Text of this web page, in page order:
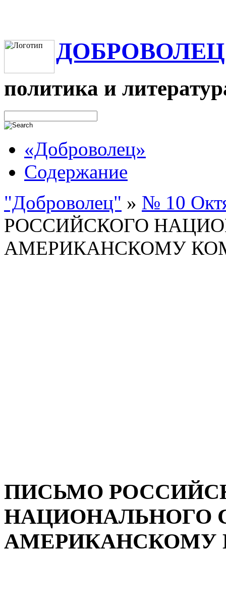
ДОБРОВОЛЕЦ
политика и
«Доброволец»
Содержание
"Доброволец" » № 10
РОССИЙСКОГО
АМЕРИКАНСКОМУ
ПИСЬМО
НАЦИОНАЛЬНОГО
АМЕРИКАНСКОМУ